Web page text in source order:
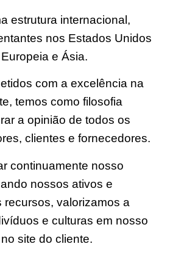
estrutura internacional,
nos Estados Unidos
e Ásia.
com a excelência na
temos como filosofia
a opinião de todos os
clientes e fornecedores.
continuamente nosso
nossos ativos e
recursos, valorizamos a
e culturas em nosso
site do cliente.